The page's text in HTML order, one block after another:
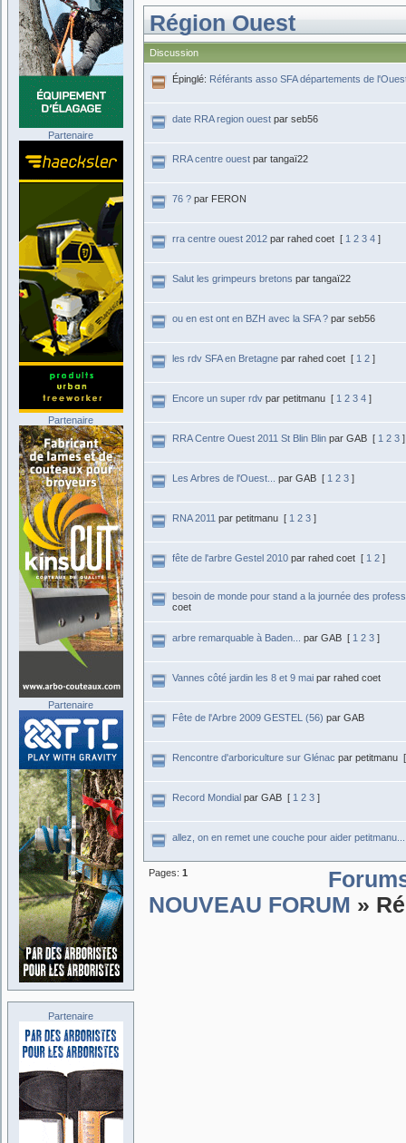
Région Ouest
Discussion
Épinglé: Référants asso SFA départements de
date RRA region ouest par seb56
RRA centre ouest par tangaï22
76 ? par FERON
rra centre ouest 2012 par rahed coet [ 1 2 3 4 ]
Salut les grimpeurs bretons par tangaï22
ou en est ont en BZH avec la SFA ? par seb56
les rdv SFA en Bretagne par rahed coet [ 1 2 ]
Encore un super rdv par petitmanu [ 1 2 3 4 ]
RRA Centre Ouest 2011 St Blin Blin par GAB [ 1 2 3 ]
Les Arbres de l'Ouest... par GAB [ 1 2 3 ]
RNA 2011 par petitmanu [ 1 2 3 ]
fête de l'arbre Gestel 2010 par rahed coet [ 1 2 ]
besoin de monde pour stand a la journée des
coet
arbre remarquable à Baden... par GAB [ 1 2 3 ]
Vannes côté jardin les 8 et 9 mai par rahed coet
Fête de l'Arbre 2009 GESTEL (56) par GAB
Rencontre d'arboriculture sur Glénac par petitmanu
Record Mondial par GAB [ 1 2 3 ]
allez, on en remet une couche pour aider
Pages: 1
NOUVEAU FORUM »
Partenaire
Partenaire
Partenaire
Partenaire